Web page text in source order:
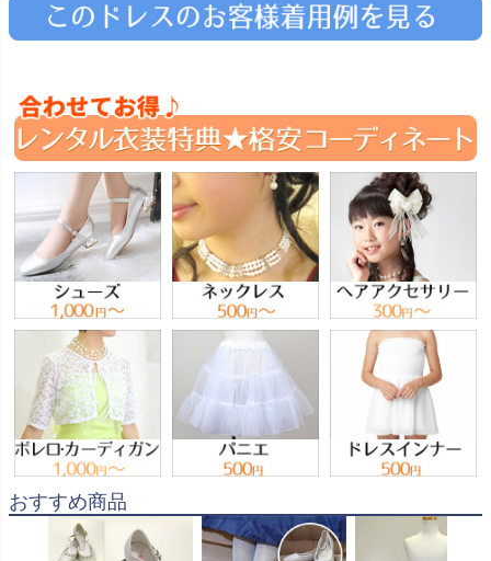
おすすめ商品